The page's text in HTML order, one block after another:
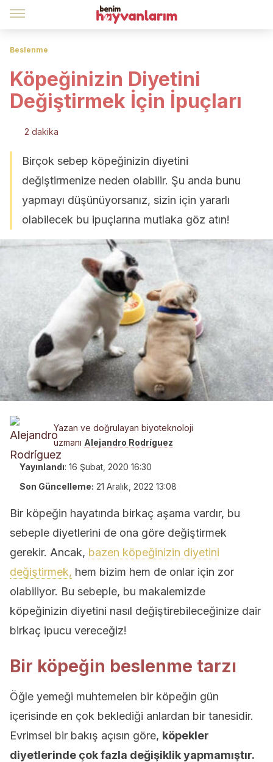
Beslenme
Köpeğinizin Diyetini
Değiştirmek İçin İpuçları
2 dakika
Birçok sebep köpeğinizin diyetini
değiştirmenize neden olabilir. Şu anda bunu
yapmayı düşünüyorsanız, sizin için yararlı
olabilecek bu ipuçlarına mutlaka göz atın!
Yazan ve doğrulayan biyoteknoloji
uzmanı Alejandro Rodríguez
Yayınlandı: 16 Şubat, 2020 16:30
Son Güncelleme: 21 Aralık, 2022 13:08
Bir köpeğin hayatında birkaç aşama vardır, bu
sebeple diyetlerini de ona göre değiştirmek
gerekir. Ancak, bazen köpeğinizin diyetini
değiştirmek, hem bizim hem de onlar için zor
olabiliyor. Bu sebeple, bu makalemizde
köpeğinizin diyetini nasıl değiştirebileceğinize dair
birkaç ipucu vereceğiz!
Bir köpeğin beslenme tarzı
Öğle yemeği muhtemelen bir köpeğin gün
içerisinde en çok beklediği anlardan bir tanesidir.
Evrimsel bir bakış açısın göre, köpekler
diyetlerinde çok fazla değişiklik yapmamıştır.